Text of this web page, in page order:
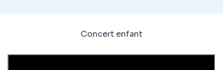
Concert enfant